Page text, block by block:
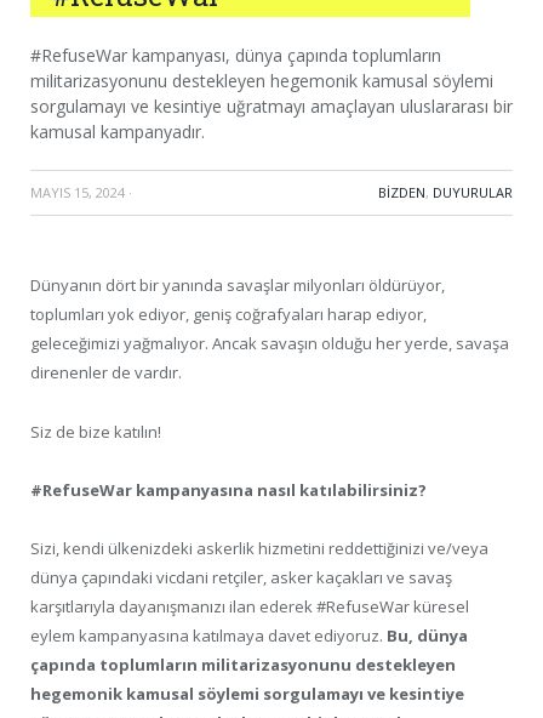
#RefuseWar kampanyası, dünya çapında toplumların
militarizasyonunu destekleyen hegemonik kamusal söylemi
sorgulamayı ve kesintiye uğratmayı amaçlayan uluslararası bir
kamusal kampanyadır.
MAYIS 15, 2024 · BIZDEN, DUYURULAR
Dünyanın dört bir yanında savaşlar milyonları öldürüyor,
toplumları yok ediyor, geniş coğrafyaları harap ediyor,
geleceğimizi yağmalıyor. Ancak savaşın olduğu her yerde, savaşa
direnenler de vardır.
Siz de bize katılın!
#RefuseWar kampanyasına nasıl katılabilirsiniz?
Sizi, kendi ülkenizdeki askerlik hizmetini reddettiğinizi ve/veya
dünya çapındaki vicdani retçiler, asker kaçakları ve savaş
karşıtlarıyla dayanışmanızı ilan ederek #RefuseWar küresel
eylem kampanyasına katılmaya davet ediyoruz. Bu, dünya
çapında toplumların militarizasyonunu destekleyen
hegemonik kamusal söylemi sorgulamayı ve kesintiye